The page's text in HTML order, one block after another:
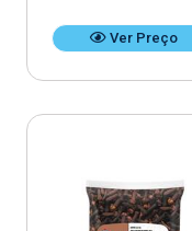
Ver Preço